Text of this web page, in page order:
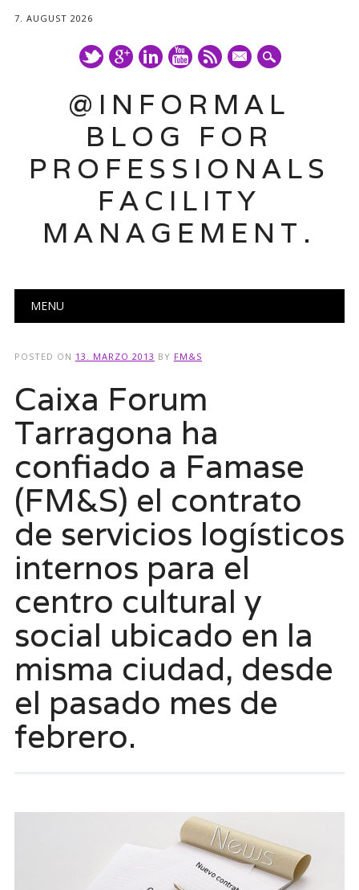
7. AUGUST 2026
mail
@INFORMAL
BLOG FOR
PROFESSIONALS
FACILITY
MANAGEMENT.
Main menu
MENU
POSTED ON 13. MARZO 2013 BY FM&S
Caixa Forum
Tarragona ha
confiado a Famase
(FM&S) el contrato
de servicios logísticos
internos para el
centro cultural y
social ubicado en la
misma ciudad, desde
el pasado mes de
febrero.